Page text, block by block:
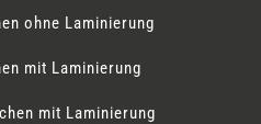
ohne Laminierung
mit Laminierung
mit Laminierung